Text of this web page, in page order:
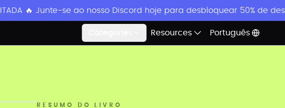
🔥 Junte-se ao nosso Discord hoje para desbloquear 50% de
Resources Português
RESUMO DO LIVRO